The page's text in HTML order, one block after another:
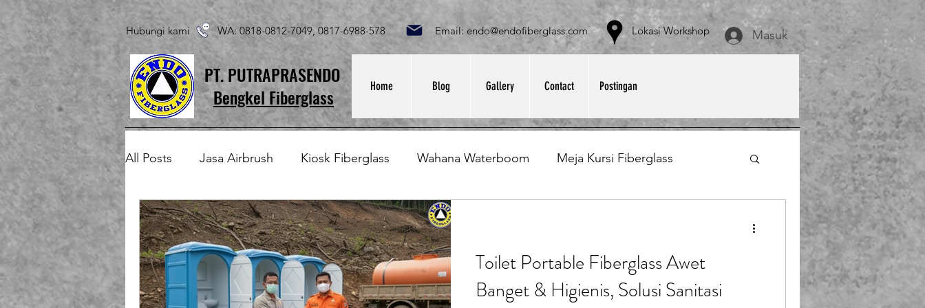
Hubungi kami WA: 0818-0812-7049, 0817-6988-578 Email: endo@endofiberglass.comLokasi Workshop Masuk
Bengkel Fiberglass
PT. PUTRAPRASENDO Home Blog Gallery Contact Postingan
All Posts Jasa Airbrush Kiosk Fiberglass Wahana Waterboom Meja Kursi Fiberglass
Produk Fiberglass Custom Bak Fiberglass Sirkus Waterplay
Patung Fiberglass Tempat Sampah Fiberglass Lining Fiberglass Ilmu Fiberglass
Toilet Portable Fiberglass Awet
Banget & Higienis, Solusi Sanitasi